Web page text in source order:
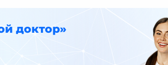
доктор»